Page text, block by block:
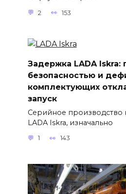
2 153
Задержка LADA Iskra:
безопасностью и
комплектующих
запуск
Серийное производство
LADA Iskra, изначально
1 143